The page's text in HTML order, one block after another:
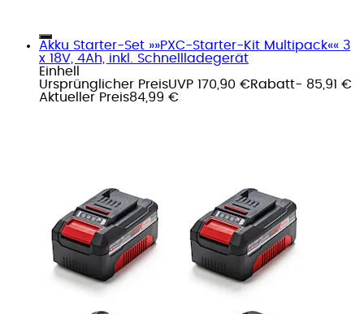
Akku Starter-Set »»PXC-Starter-Kit Multipack«« 3
x 18V, 4Ah, inkl. Schnellladegerät
Einhell
Ursprünglicher PreisUVP 170,90 €Rabatt- 85,91 €
Aktueller Preis84,99 €